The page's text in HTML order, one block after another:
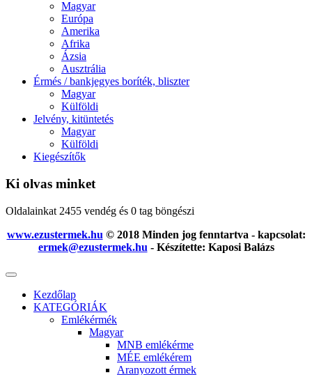
Magyar
Európa
Amerika
Afrika
Ázsia
Ausztrália
Érmés / bankjegyes boríték, bliszter
Magyar
Külföldi
Jelvény, kitüntetés
Magyar
Külföldi
Kiegészítők
Ki olvas minket
Oldalainkat 2455 vendég és 0 tag böngészi
www.ezustermek.hu © 2018 Minden jog fenntartva - kapcsolat:
ermek@ezustermek.hu - Készítette: Kaposi Balázs
Kezdőlap
KATEGÓRIÁK
Emlékérmék
Magyar
MNB emlékérme
MÉE emlékérem
Aranyozott érmek